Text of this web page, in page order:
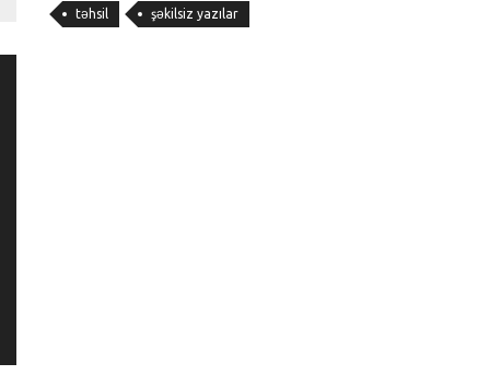
təhsil şəkilsiz yazılar